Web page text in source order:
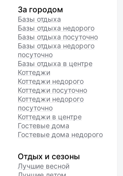
За городом
Базы отдыха
Базы отдыха недорого
Базы отдыха посуточно
Базы отдыха недорого
посуточно
Базы отдыха в центре
Коттеджи
Коттеджи недорого
Коттеджи посуточно
Коттеджи недорого
посуточно
Коттеджи в центре
Гостевые дома
Гостевые дома недорого
Отдых и сезоны
Лучшие весной